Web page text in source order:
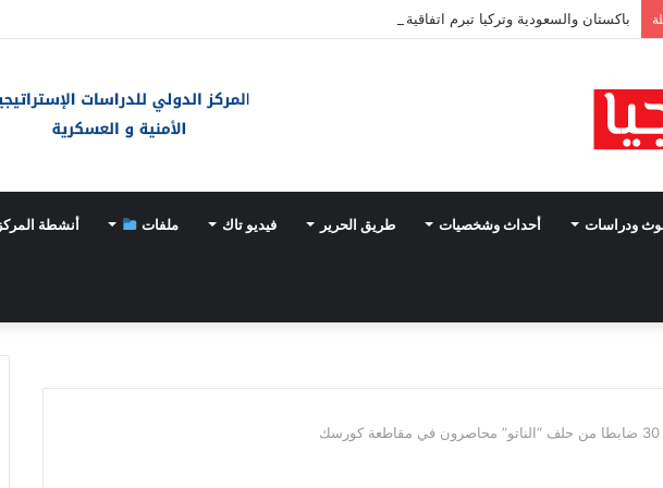
باكستان والسعودية وتركيا تبرم اتفاقية دفاع مشترك
ودراسات أحداث وشخصيات طريق الحرير فيديو تاك ملفات أنشطة المركز